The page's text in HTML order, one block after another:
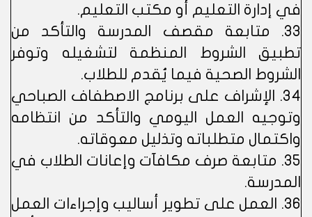
في إدارة التعليم أو مكتب التعليم.
33. متابعة مقصف المدرسة والتأكد من
تطبيق الشروط المنظمة لتشغيله وتوفر
الشروط الصحية فيما يُقدم للطلاب.
34. الإشراف على برنامج الاصطفاف الصباحي
وتوجيه العمل اليومي والتأكد من انتظامه
واكتمال متطلباته وتذليل معوقاته.
35. متابعة صرف مكافآت وإعانات الطلاب في
المدرسة.
36. العمل على تطوير أساليب وإجراءات العمل